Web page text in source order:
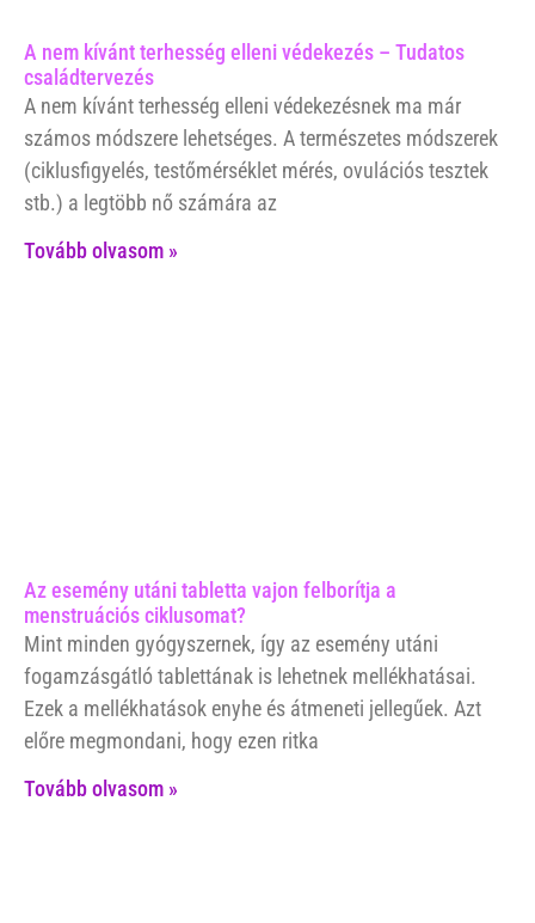
A nem kívánt terhesség elleni védekezés – Tudatos
családtervezés
A nem kívánt terhesség elleni védekezésnek ma már
számos módszere lehetséges. A természetes módszerek
(ciklusfigyelés, testőmérséklet mérés, ovulációs tesztek
stb.) a legtöbb nő számára az
Tovább olvasom »
Az esemény utáni tabletta vajon felborítja a
menstruációs ciklusomat?
Mint minden gyógyszernek, így az esemény utáni
fogamzásgátló tablettának is lehetnek mellékhatásai.
Ezek a mellékhatások enyhe és átmeneti jellegűek. Azt
előre megmondani, hogy ezen ritka
Tovább olvasom »